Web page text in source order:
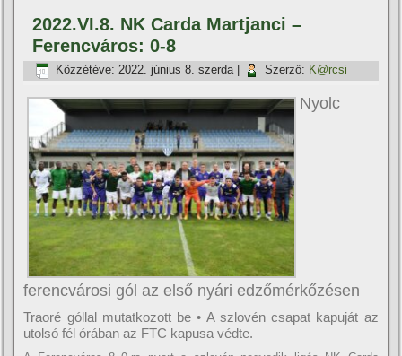
2022.VI.8. NK Carda Martjanci –
Ferencváros: 0-8
Közzétéve: 2022. június 8. szerda Szerző: K@rcsi
Nyolc
ferencvárosi gól az első nyári edzőmérkőzésen
Traoré góllal mutatkozott be • A szlovén csapat kapuját az
utolsó fél órában az FTC kapusa védte.